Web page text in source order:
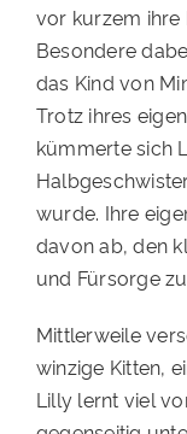
vor kurzem ihre
Besondere
das Kind von
Trotz ihres
kümmerte sich
wurde. Ihre
davon ab, den
und Fürsorge
Mittlerweile
winzige Kitten,
Lilly lernt viel